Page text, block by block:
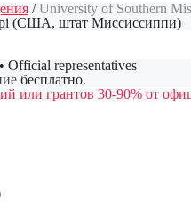
/ University of Southern
(США, штат Миссиссиппи)
Official representatives
бесплатно.
или грантов 30-90% от